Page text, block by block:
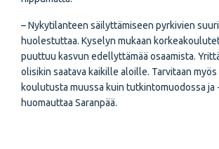
– Nykytilanteen säilyttämiseen pyrkivien
huolestuttaa. Kyselyn mukaan
puuttuu kasvun edellyttämää osaamista.
olisikin saatava kaikille aloille. Tarvitaan
koulutusta muussa kuin tutkintomuodossa ja
huomauttaa Saranpää.